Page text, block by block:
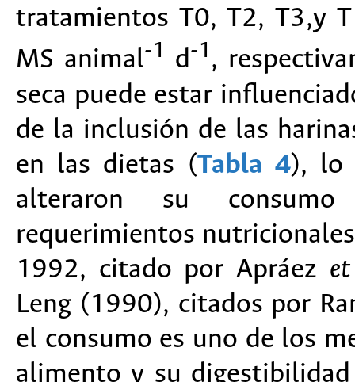
tratamientos T0, T2, T3,y
MS animal-1 d-1 ,
seca puede estar
de la inclusión de las
en las dietas (Tabla 4), lo
alteraron su consumo
requerimientos
1992, citado por Apráez
Leng (1990), citados por
el consumo es uno de los
alimento y su